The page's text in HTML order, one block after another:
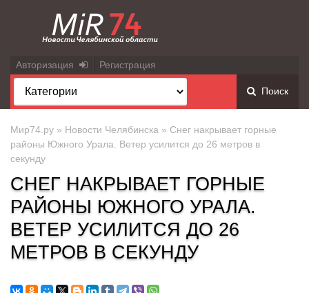
Авторизация Регистрация
Поиск
Мир74.ру » Новости Челябинска » Снег накрывает горные
районы Южного Урала. Ветер усилится до 26 метров в
секунду
СНЕГ НАКРЫВАЕТ ГОРНЫЕ
РАЙОНЫ ЮЖНОГО УРАЛА.
ВЕТЕР УСИЛИТСЯ ДО 26
МЕТРОВ В СЕКУНДУ